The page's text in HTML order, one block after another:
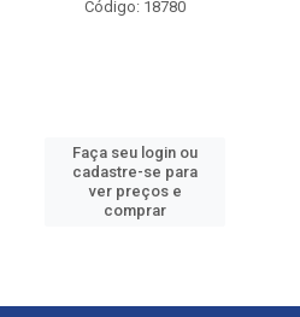
Código: 18780
Faça seu login ou
cadastre-se para
ver preços e
comprar